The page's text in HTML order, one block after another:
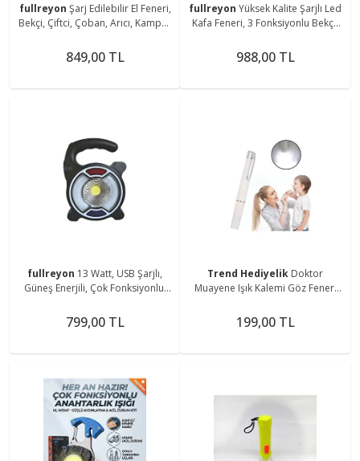
fullreyon Şarj Edilebilir El Feneri,
Bekçi, Çiftci, Çoban, Arıcı, Kampçı,
849,00 TL
fullreyon Yüksek Kalite Şarjlı Led
Kafa Feneri, 3 Fonksiyonlu Bekçi,
Feneri
988,00 TL
fullreyon 13 Watt, USB Şarjlı,
Güneş Enerjili, Çok Fonksiyonlu,
Kamp Feneri
799,00 TL
Trend Hediyelik Doktor
Muayene Işık Kalemi Göz Feneri
Kalemi Penlight
199,00 TL